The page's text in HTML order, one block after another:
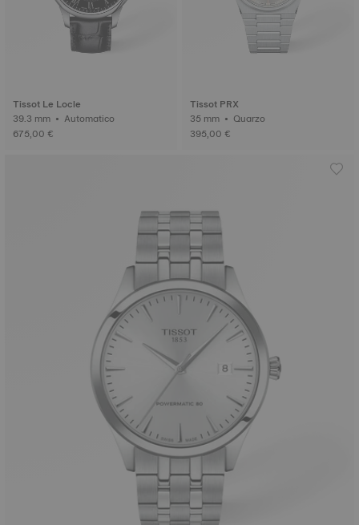
Tissot Le Locle
39.3 mm • Automatico
675,00 €
Tissot PRX
35 mm • Quarzo
395,00 €